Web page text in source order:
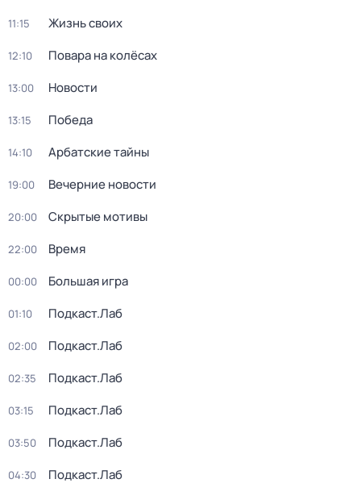
11:15 Жизнь своих
12:10 Повара на колёсах
13:00 Новости
13:15 Победа
14:10 Арбатские тайны
19:00 Вечерние новости
20:00 Скрытые мотивы
22:00 Время
00:00 Большая игра
01:10 Подкаст.Лаб
02:00 Подкаст.Лаб
02:35 Подкаст.Лаб
03:15 Подкаст.Лаб
03:50 Подкаст.Лаб
04:30 Подкаст.Лаб